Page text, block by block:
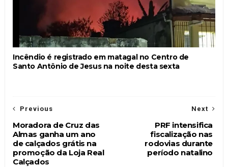
Incêndio é registrado em matagal no Centro de
Santo Antônio de Jesus na noite desta sexta
Next
PRF intensifica
fiscalização nas
rodovias durante
período natalino
Previous
Moradora de Cruz das
Almas ganha um ano
de calçados grátis na
promoção da Loja Real
Calçados